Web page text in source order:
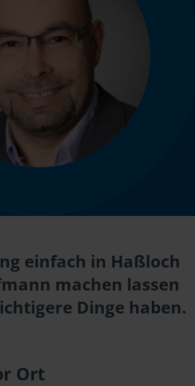
einfach in Haßloch
machen lassen
Dinge haben.
Ort